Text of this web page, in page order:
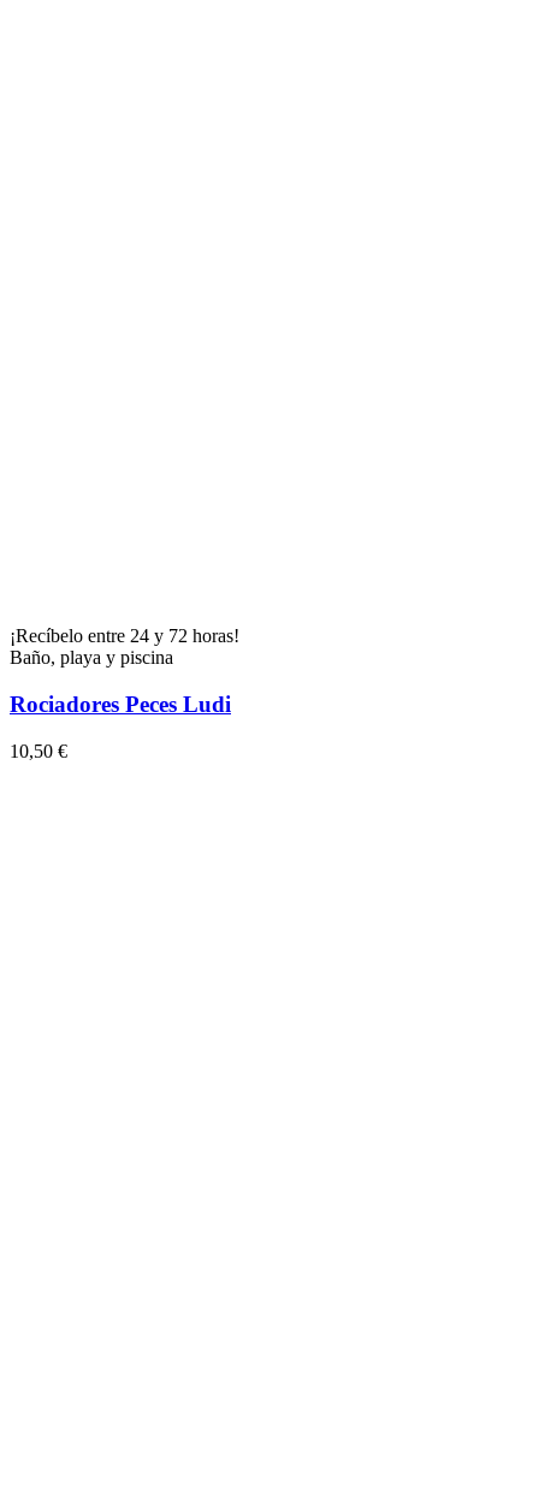
¡Recíbelo entre 24 y 72 horas!
Baño, playa y piscina
Rociadores Peces Ludi
10,50 €